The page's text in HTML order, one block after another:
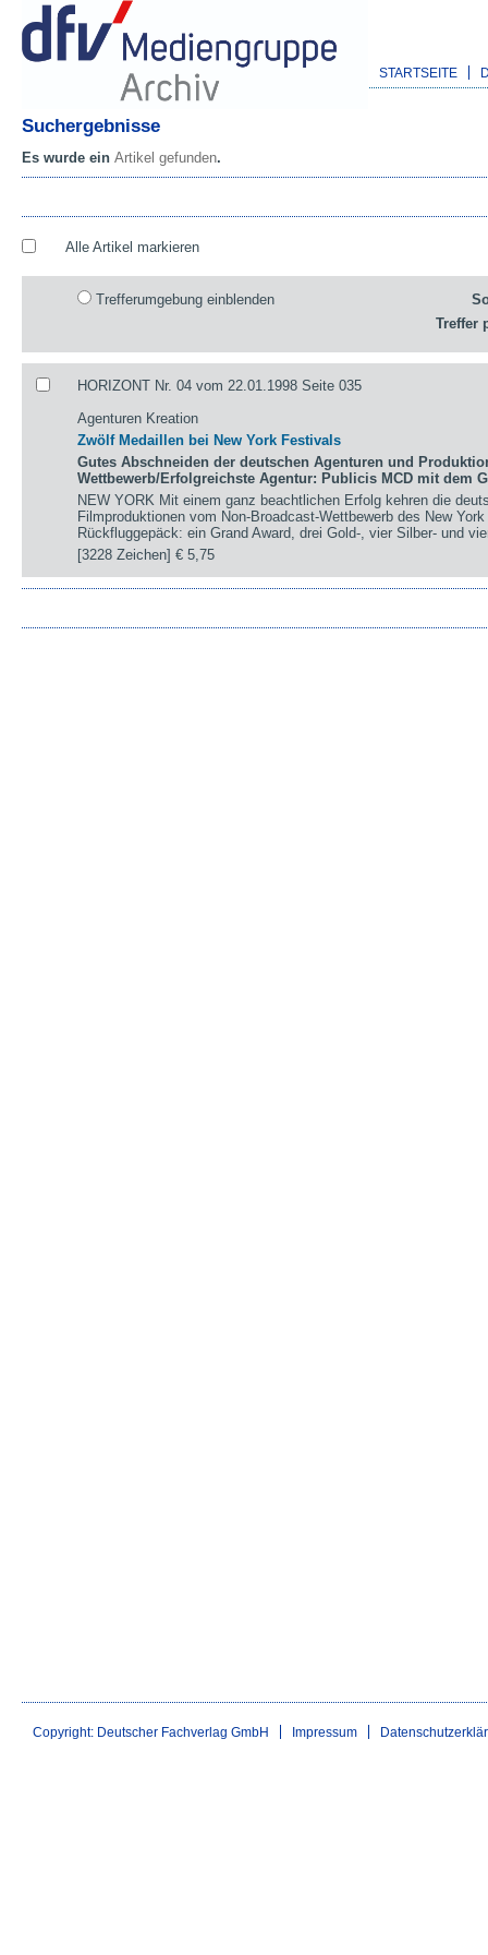
STARTSEITE
Suchergebnisse
Es wurde ein Artikel gefunden.
Alle Artikel markieren
Trefferumgebung einblenden
Treffer
HORIZONT Nr. 04 vom 22.01.1998 Seite 035
Agenturen Kreation
Zwölf Medaillen bei New York Festivals
Gutes Abschneiden der deutschen Agenturen und
Wettbewerb/Erfolgreichste Agentur: Publicis MCD mit dem
NEW YORK Mit einem ganz beachtlichen Erfolg kehren die
Filmproduktionen vom Non-Broadcast-Wettbewerb des New
Rückfluggepäck: ein Grand Award, drei Gold-, vier Silber- und
[3228 Zeichen]€ 5,75
Copyright: Deutscher Fachverlag GmbH Impressum